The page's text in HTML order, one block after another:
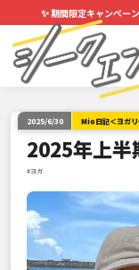
✨期間限定キャンペー
2025/6/30 Mio日記＜ヨガリ
2025年上半
#ヨガ